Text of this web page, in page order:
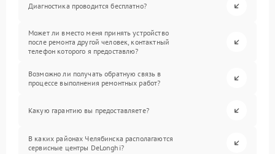
Диагностика проводится бесплатно?
Может ли вместо меня принять устройство
после ремонта другой человек, контактный
телефон которого я предоставлю?
Возможно ли получать обратную связь в
процессе выполнения ремонтных работ?
Какую гарантию вы предоставляете?
В каких районах Челябинска располагаются
сервисные центры DeLonghi?